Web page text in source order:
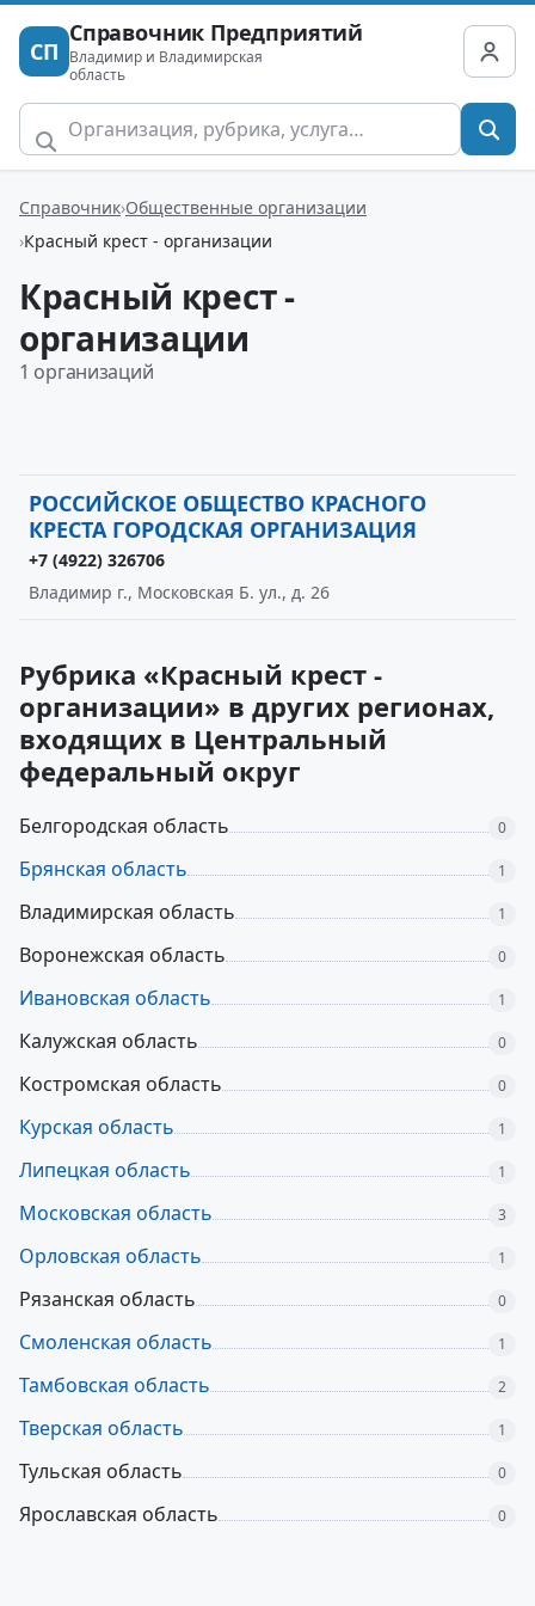
СП
Справочник Предприятий
Владимир и Владимирская
область
Справочник Общественные организации
Красный крест - организации
Красный крест -
организации
1 организаций
РОССИЙСКОЕ ОБЩЕСТВО КРАСНОГО
КРЕСТА ГОРОДСКАЯ ОРГАНИЗАЦИЯ
+7 (4922) 326706
Владимир г., Московская Б. ул., д. 26
Рубрика «Красный крест -
организации» в других регионах,
входящих в Центральный
федеральный округ
Белгородская область 0
Брянская область 1
Владимирская область 1
Воронежская область 0
Ивановская область 1
Калужская область 0
Костромская область 0
Курская область 1
Липецкая область 1
Московская область 3
Орловская область 1
Рязанская область 0
Смоленская область 1
Тамбовская область 2
Тверская область 1
Тульская область 0
Ярославская область 0